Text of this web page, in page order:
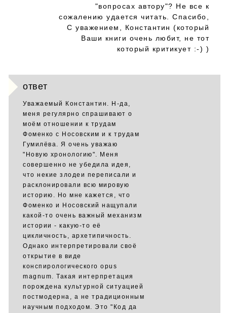
"вопросах автору"? Не все к
сожалению удается читать. Спасибо,
С уважением, Константин (который
Ваши книги очень любит, не тот
который критикует :-) )
ответ
Уважаемый Константин. Н-да,
меня регулярно спрашивают о
моём отношении к трудам
Фоменко с Носовским и к трудам
Гумилёва. Я очень уважаю
"Новую хронологию". Меня
совершенно не убедила идея,
что некие злодеи переписали и
расклонировали всю мировую
историю. Но мне кажется, что
Фоменко и Носовский нащупали
какой-то очень важный механизм
истории - какую-то её
цикличность, архетипичность.
Однако интерпретировали своё
открытие в виде
конспирологического opus
magnum. Такая интерпретация
порождена культурной ситуацией
постмодерна, а не традиционным
научным подходом. Это "Код да